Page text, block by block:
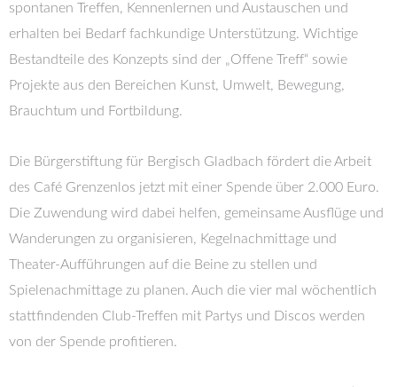
spontanen Treffen, Kennenlernen und Austauschen und
erhalten bei Bedarf fachkundige Unterstützung. Wichtige
Bestandteile des Konzepts sind der „Offene Treff“ sowie
Projekte aus den Bereichen Kunst, Umwelt, Bewegung,
Brauchtum und Fortbildung.
Die Bürgerstiftung für Bergisch Gladbach fördert die Arbeit
des Café Grenzenlos jetzt mit einer Spende über 2.000 Euro.
Die Zuwendung wird dabei helfen, gemeinsame Ausflüge und
Wanderungen zu organisieren, Kegelnachmittage und
Theater-Aufführungen auf die Beine zu stellen und
Spielenachmittage zu planen. Auch die vier mal wöchentlich
stattfindenden Club-Treffen mit Partys und Discos werden
von der Spende profitieren.